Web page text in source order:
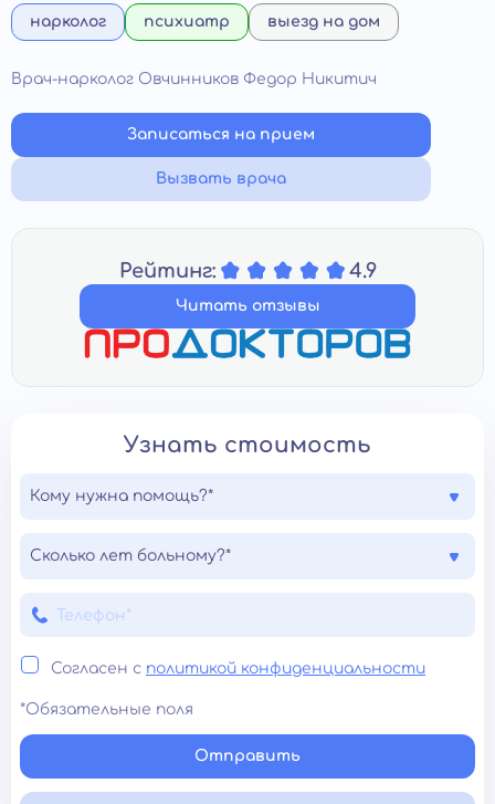
нарколог психиатр выезд на дом
Врач-нарколог Овчинников Федор Никитич
Записаться на прием
Вызвать врача
Рейтинг: 4.9
Читать отзывы
Узнать стоимость
Кому нужна помощь?*
Сколько лет больному?*
Согласен с политикой конфиденциальности
*Обязательные поля
Отправить